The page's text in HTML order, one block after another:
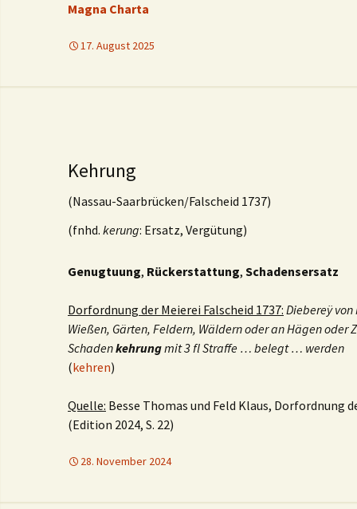
Magna Charta
17. August 2025
Kehrung
(Nassau-Saarbrücken/Falscheid 1737)
(fnhd. kerung: Ersatz, Vergütung)
Genugtuung, Rückerstattung, Schadensersatz
Dorfordnung der Meierei Falscheid 1737: Diebereÿ von
Wießen, Gärten, Feldern, Wäldern oder an Hägen oder
Schadenkehrungmit 3 fl Straffe … belegt … werden
(kehren)
Quelle: Besse Thomas und Feld Klaus, Dorfordnung
(Edition 2024, S. 22)
28. November 2024